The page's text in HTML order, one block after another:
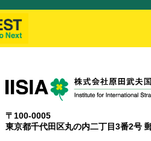
〒100-0005
東京都千代田区丸の内二丁目3番2号